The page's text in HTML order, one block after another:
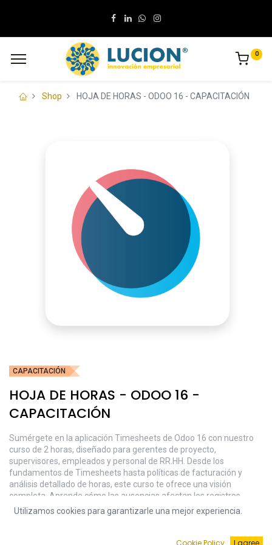
0
Shop HOJA DE HORAS - ODOO 16 - CAPACITACIÓN
CAPACITACIÓN
HOJA DE HORAS - ODOO 16 -
CAPACITACIÓN
Sumérgete en la aplicación Timesheets de Odoo 16 con nuestro
curso de 2 horas, diseñado para gerentes de proyecto,
supervisores, empleados y personal de RR.HH. Desde los
fundamentos de Timesheets hasta políticas de facturación y
análisis detallado de horas, este curso te ofrece una visión
completa. Aprende cómo las ausencias afectan los registros,
optimiza la gestión del tiempo y comprende la facturación precisa.
Con demostraciones en vivo y una sesión extendida de preguntas
la eficiencia y precisión en la gestión de proyectos con Odoo 16.
Utilizamos cookies para garantizarle una mejor experiencia.
Cookie Policy I agree